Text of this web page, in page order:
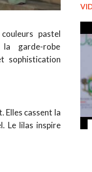
pastel
garde-robe
sophistication
Elles cassent la
Le lilas inspire